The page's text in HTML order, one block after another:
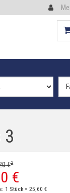
3
€2
€
1 Stück = 25,60 €